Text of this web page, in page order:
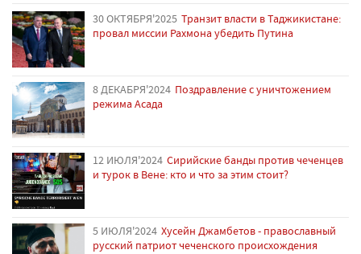
30 ОКТЯБРЯ'2025 Транзит власти в Таджикистане:
провал миссии Рахмона убедить Путина
8 ДЕКАБРЯ'2024 Поздравление с уничтожением
режима Асада
12 ИЮЛЯ'2024 Сирийские банды против чеченцев
и турок в Вене: кто и что за этим стоит?
5 ИЮЛЯ'2024 Хусейн Джамбетов - православный
русский патриот чеченского происхождения